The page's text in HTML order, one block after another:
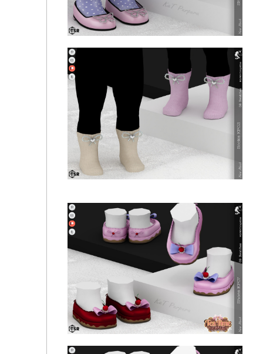
Туфли для младенцев - Shoes KP12- Infant
🎀Носочки для младенцев - Socks KP02- Infant